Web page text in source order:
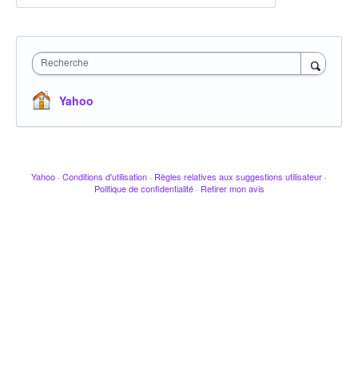
Recherche
Yahoo
Yahoo · Conditions d'utilisation · Règles relatives aux suggestions utilisateur ·
Politique de confidentialité · Retirer mon avis